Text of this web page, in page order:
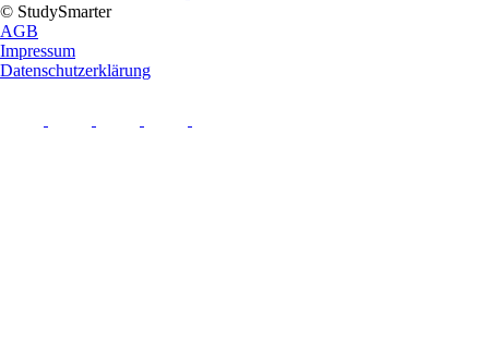
© StudySmarter
AGB
Impressum
Datenschutzerklärung